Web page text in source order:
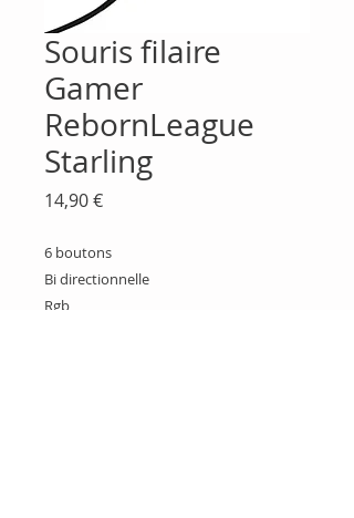
Souris filaire
Gamer
RebornLeague
Starling
14,90 €Prix
6 boutons
Bi directionnelle
Rgb